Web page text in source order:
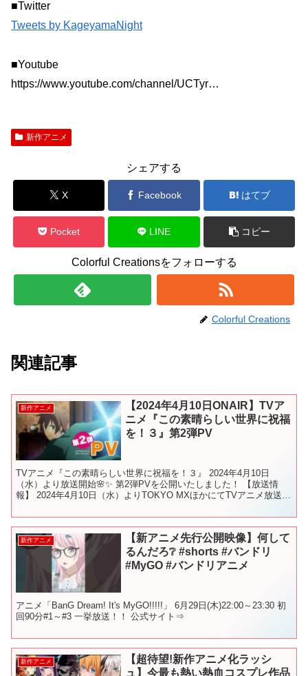
■Twitter
Tweets by KageyamaNight
■Youtube
https://www.youtube.com/channel/UCTyr…
新作アニメ
シェアする
X Facebook はてブ
Pocket LINE コピー
Colorful Creationsをフォローする
Colorful Creations
関連記事
新作アニメ
【2024年4月10日ONAIR】TVア
ニメ『この素晴らしい世界に祝福
を！３』第2弾PV
TVアニメ『この素晴らしい世界に祝福を！３』 2024年4月10日
（水）より放送開始🌸✨ 第2弾PVを公開いたしました！ 【放送情
報】 2024年4月10日（水）よりTOKYO MXほかにてTVアニメ放送開
新作アニメ
【新アニメ先行公開映像】何して
るんだろ❔ #shorts #バンドリ
#MyGO #バンドリアニメ
アニメ「BanG Dream! It's MyGO!!!!!」 6月29日(木)22:00～23:30 初
回90分#1～#3 一挙放送！！ 公式サイト⇒
新作アニメ
【超待望!新作アニメ化ラッシ
ュ】今最も熱い熱血コスプレ作品